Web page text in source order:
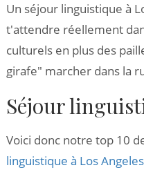
Un séjour linguistique à
t'attendre réellement
culturels en plus des
girafe" marcher dans la
Séjour
Voici donc notre top 10
linguistique à Los Angeles